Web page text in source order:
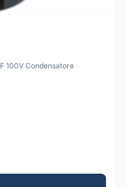
100V Condensatore